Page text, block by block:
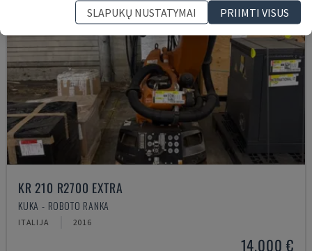
KR 210 R2700 EXTRA
KUKA - ROBOTO RANKA
ITALIJA 2016
14.000 €
SLAPUKŲ NUSTATYMAI
PRIIMTI VISUS